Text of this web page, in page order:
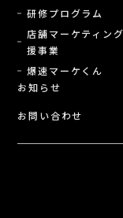
研修プログラム
店舗マーケティン
援事業
爆速マーケくん
お知らせ
お問い合わせ